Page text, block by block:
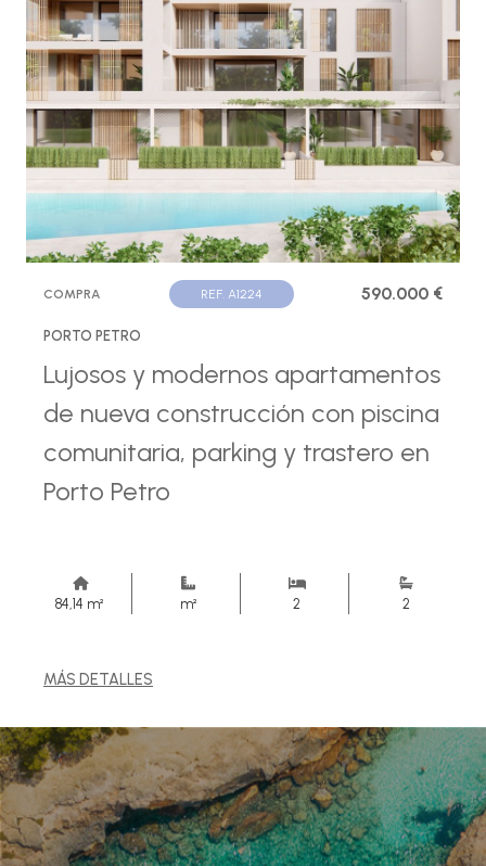
COMPRA REF. A1224 590.000 €
PORTO PETRO
Lujosos y modernos apartamentos
de nueva construcción con piscina
comunitaria, parking y trastero en
Porto Petro
84,14 m² m² 2 2
MÁS DETALLES